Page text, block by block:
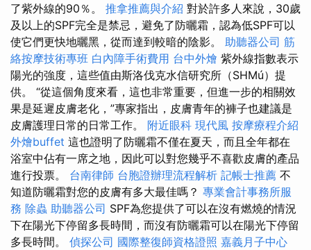
了紫外線的90％。 推拿推薦與介紹 對於許多人來說，30歲
及以上的SPF完全是禁忌，避免了防曬霜，認為低SPF可以
使它們更快地曬黑，從而達到較暗的陰影。 助聽器公司 筋
絡按摩技術專班 白內障手術費用 台中外燴 紫外線指數表示
陽光的強度，這些值由斯洛伐克水信研究所（SHMú）提
供。 “從這個角度來看，這也非常重要，但進一步的相關效
果是延遲皮膚老化，”專家指出，皮膚青年的褲子也建議是
皮膚護理日常的日常工作。 附近眼科 現代風 按摩療程介紹
外燴buffet 這也證明了防曬霜不僅在夏天，而且全年都在
浴室中佔有一席之地，因此可以對您幾乎不喜歡皮膚的產品
進行投票。 台南律師 台胞證辦理流程解析 記帳士推薦 不
知道防曬霜對您的皮膚有多大最佳嗎？ 專業會計事務所服
務 除蟲 助聽器公司 SPF為您提供了可以在沒有燃燒的情況
下在陽光下停留多長時間，而沒有防曬霜可以在陽光下停留
多長時間。 偵探公司 國際整復師資格證照 嘉義月子中心